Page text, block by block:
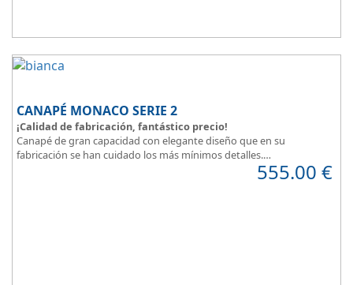
CANAPÉ MONACO SERIE 2
¡Calidad de fabricación, fantástico precio!
Canapé de gran capacidad con elegante diseño que en su
fabricación se han cuidado los más mínimos detalles.
Dispone de un amplio catálogo de tapicerias y polipieles a elegir,
personalizar a tu gusto todos los detalles y de
555.00 €